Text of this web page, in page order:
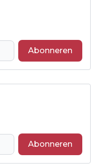
Abonneren
Abonneren